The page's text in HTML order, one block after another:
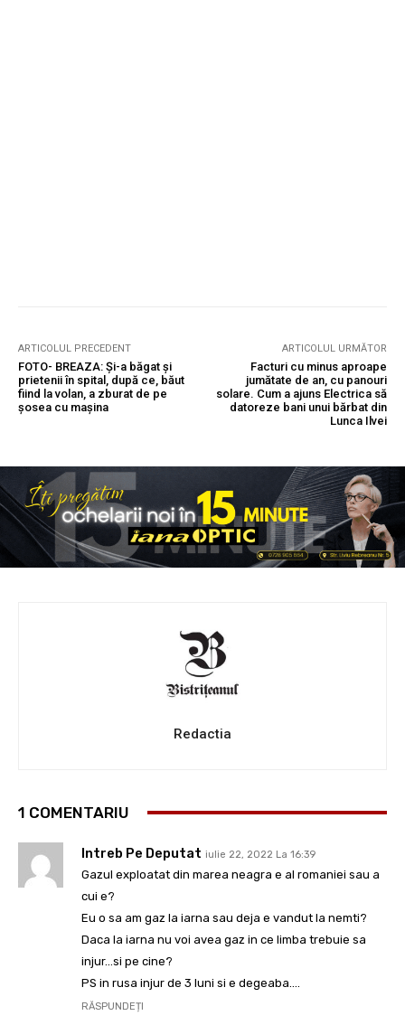
ARTICOLUL PRECEDENT
FOTO- BREAZA: Și-a băgat și
prietenii în spital, după ce, băut
fiind la volan, a zburat de pe
șosea cu mașina
ARTICOLUL URMĂTOR
Facturi cu minus aproape
jumătate de an, cu panouri
solare. Cum a ajuns Electrica să
datoreze bani unui bărbat din
Lunca Ilvei
Redactia
1 COMENTARIU
Intreb Pe Deputat iulie 22, 2022 La 16:39
Gazul exploatat din marea neagra e al romaniei sau a
cui e?
Eu o sa am gaz la iarna sau deja e vandut la nemti?
Daca la iarna nu voi avea gaz in ce limba trebuie sa
injur…si pe cine?
PS in rusa injur de 3 luni si e degeaba….
RĂSPUNDEȚI